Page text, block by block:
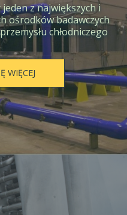
z największych i
ośrodków badawczych
chłodniczego
WIĘCEJ